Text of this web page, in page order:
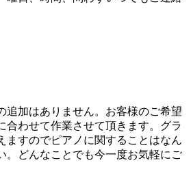
追加はありません。お客様のご希望
合わせて作業させて頂きます。グラ
ますのでピアノに関することはなん
。どんなことでも今一度お気軽にご